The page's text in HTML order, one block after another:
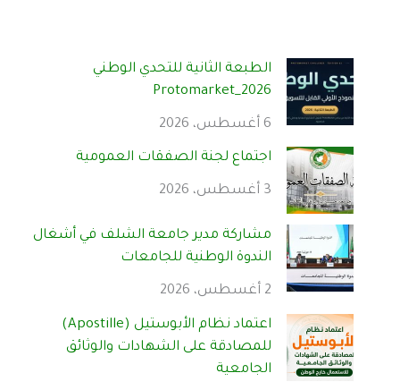
الطبعة الثانية للتحدي الوطني
Protomarket_2026
6 أغسطس، 2026
اجتماع لجنة الصفقات العمومية
3 أغسطس، 2026
مشاركة مدير جامعة الشلف في أشغال
الندوة الوطنية للجامعات
2 أغسطس، 2026
اعتماد نظام الأبوستيل (Apostille)
للمصادقة على الشهادات والوثائق
الجامعية